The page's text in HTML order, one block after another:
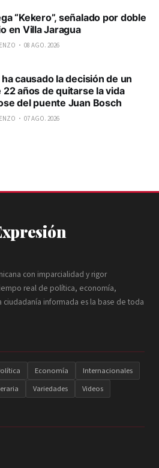
“Kekero”, señalado por doble
en Villa Jaragua
08 AGO. 2026
causado la decisión de un
22 años de quitarse la vida
del puente Juan Bosch
07 AGO. 2026
con imparcialidad y rigor
real de política, economía,
ciudadanía informada es la base de toda
Economía
Internacionales
Variedades Videos